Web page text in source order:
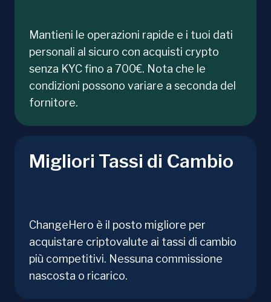
Mantieni le operazioni rapide e i tuoi dati
personali al sicuro con acquisti crypto
senza KYC fino a 700€. Nota che le
condizioni possono variare a seconda del
fornitore.
Migliori Tassi di Cambio
ChangeHero è il posto migliore per
acquistare criptovalute ai tassi di cambio
più competitivi. Nessuna commissione
nascosta o ricarico.